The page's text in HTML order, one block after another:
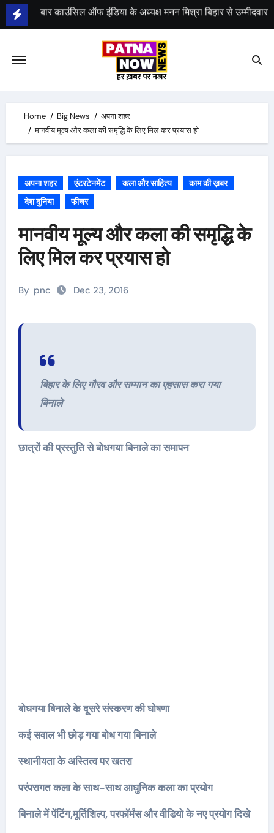
Skip
to
भीम सेना का भारत बंद, राजद का बंद को समर्थन
Home Big News
अपना शहर
मानवीय मूल्य और कला की समृद्धि के लिए मिल कर प्रयास हो
अपना शहर एंटरटेनमेंट कला और साहित्य
काम की ख़बर
देश दुनिया
फीचर
मानवीय मूल्य और कला की समृद्धि के
लिए मिल कर प्रयास हो
By pnc Dec 23, 2016
बिहार के लिए गौरव और सम्मान का एहसास करा गया
बिनाले
छात्रों की प्रस्तुति से बोधगया बिनाले का समापन
बोधगया बिनाले के दूसरे संस्करण की घोषणा
कई सवाल भी छोड़ गया बोध गया बिनाले
स्थानीयता के अस्तित्व पर खतरा
परंपरागत कला के साथ-साथ आधुनिक कला का प्रयोग
बिनाले में पेंटिंग,मूर्तिशिल्प, परफॉर्मंस और वीडियो के नए प्रयोग दिखे